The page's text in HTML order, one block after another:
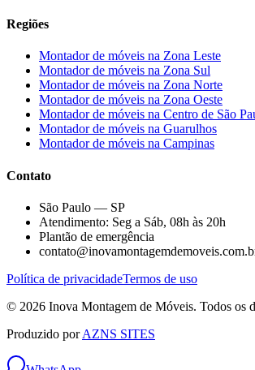
Regiões
Montador de móveis na Zona Leste
Montador de móveis na Zona Sul
Montador de móveis na Zona Norte
Montador de móveis na Zona Oeste
Montador de móveis na Centro de São
Montador de móveis na Guarulhos
Montador de móveis na Campinas
Contato
São Paulo — SP
Atendimento: Seg a Sáb, 08h às 20h
Plantão de emergência
Política de privacidadeTermos de uso
© 2026 Inova Montagem de Móveis. Todos os
Produzido porAZNS SITES